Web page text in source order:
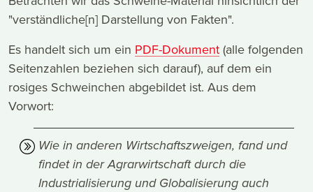
"verständliche[n] Darstellung von Fakten".
Es handelt sich um ein PDF-Dokument (alle folgenden
Seitenzahlen beziehen sich darauf), auf dem ein
rosiges Schweinchen abgebildet ist. Aus dem
Vorwort:
Wie in anderen Wirtschaftszweigen, fand und
findet in der Agrarwirtschaft durch die
Industrialisierung und Globalisierung auch